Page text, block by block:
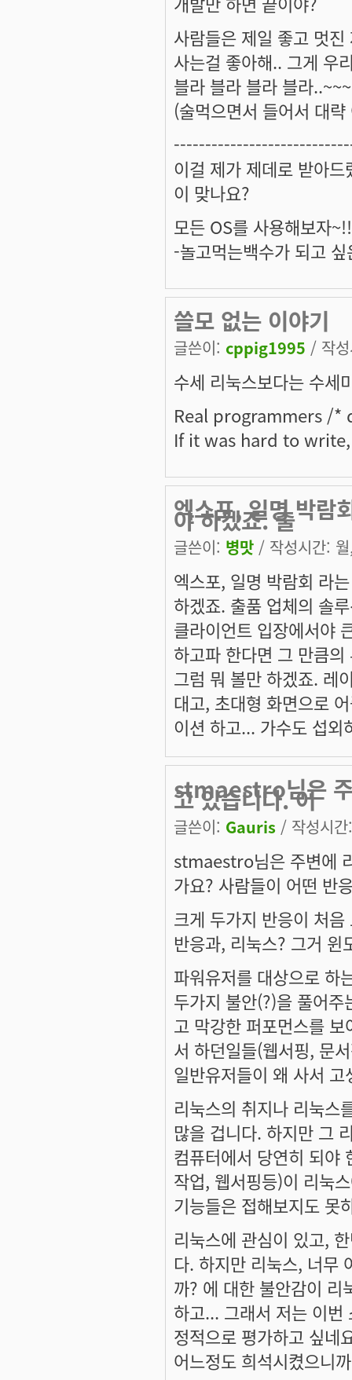
사람들은 제일 좋고 멋
사는걸 좋아해.. 그게 우
블라 블라 블라 블라..~~~
(술먹으면서 들어서 대
이걸 제가 제데로 받아
이 맞나요?
모든 OS를 사용해보자~!!
-놀고먹는백수가 되고
쓸모 없는 이야기
글쓴이: cppig1995 / 작
수세 리눅스보다는 수세
Real programmers /
If it was hard to
엑스포, 일명 박람
야 하겠죠. 출
글쓴이: 병맛 / 작성시간:
엑스포, 일명 박람회 라
하겠죠. 출품 업체의 솔
클라이언트 입장에서야
하고파 한다면 그 만큼
그럼 뭐 볼만 하겠죠. 레
대고, 초대형 화면으로
이션 하고... 가수도 섭외
stmaestro님은 주
고 있습니다. 어
글쓴이: Gauris / 작성시
stmaestro님은 주변에
가요? 사람들이 어떤 반
크게 두가지 반응이 처
반응과, 리눅스? 그거
파워유저를 대상으로 하
두가지 불안(?)을 풀어
고 막강한 퍼포먼스를
서 하던일들(웹서핑, 문
일반유저들이 왜 사서
리눅스의 취지나 리눅스
많을 겁니다. 하지만 그
컴퓨터에서 당연히 되야
작업, 웹서핑등)이 리눅
기능들은 접해보지도 못
리눅스에 관심이 있고,
다. 하지만 리눅스, 너무
까? 에 대한 불안감이 리
하고... 그래서 저는 이번
정적으로 평가하고 싶네
어느정도 희석시켰으니